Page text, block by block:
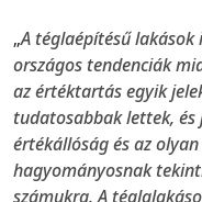
„A téglaépítésű
országos tendenciák
az értéktartás egyik
tudatosabbak lettek, és
értékállóság és az
hagyományosnak
számukra. A